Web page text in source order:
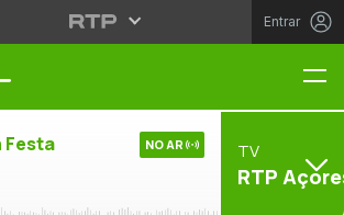
Entrar
Festa NO AR TV
RTP